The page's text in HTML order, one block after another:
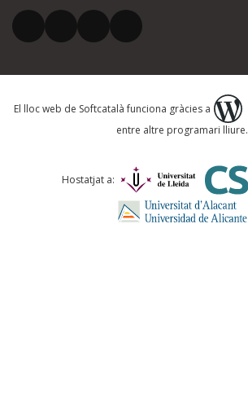
El vostre correu electrònic *
Què proposeu?
Comentari *
El lloc web de Softcatalà funciona gràcies a
entre altre programari lliure.
Hostatjat a: